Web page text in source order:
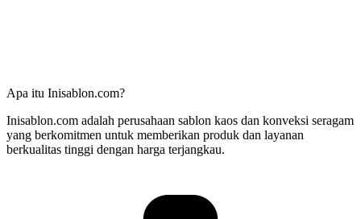
Apa itu Inisablon.com?
Inisablon.com adalah perusahaan sablon kaos dan konveksi seragam
yang berkomitmen untuk memberikan produk dan layanan
berkualitas tinggi dengan harga terjangkau.